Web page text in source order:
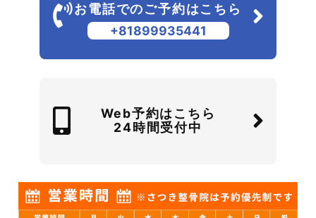
お電話でのご予約はこちら
+81899935441
Web予約はこちら
24時間受付中